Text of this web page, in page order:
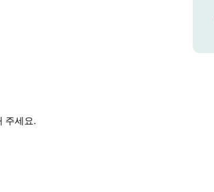
각적인 휴식을 제공합니다. 이
큐레이팅했으며 뉴사우스웨일
경 예술 재단(Sir William
주세요.